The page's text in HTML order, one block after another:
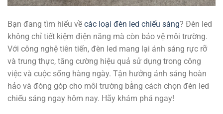
Bạn đang tìm hiểu về các loại đèn led chiếu sáng? Đèn led
không chỉ tiết kiệm điện năng mà còn bảo vệ môi trường.
Với công nghệ tiên tiến, đèn led mang lại ánh sáng rực rỡ
và trung thực, tăng cường hiệu quả sử dụng trong công
việc và cuộc sống hàng ngày. Tận hưởng ánh sáng hoàn
hảo và đóng góp cho môi trường bằng cách chọn đèn led
chiếu sáng ngay hôm nay. Hãy khám phá ngay!